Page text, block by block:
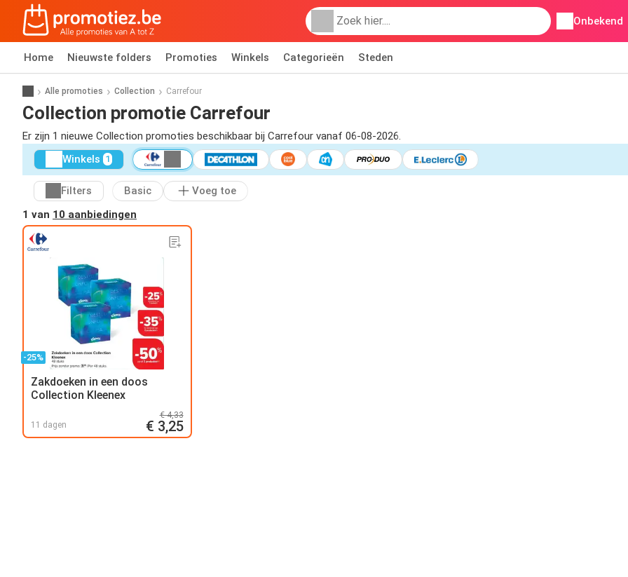
Onbekend
Home Nieuwste folders Promoties Winkels Categorieën Steden
Alle promoties Collection Carrefour
Collection promotie Carrefour
Er zijn 1 nieuwe Collection promoties beschikbaar bij Carrefour vanaf 06-08-2026.
Winkels 1
Filters Basic
Voeg toe
1 van 10 aanbiedingen
-25%
Zakdoeken in een doos
Collection Kleenex
11 dagen
€ 4,33
€ 3,25